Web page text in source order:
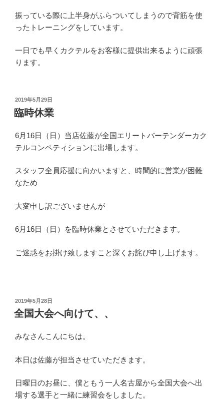
振っている際に上半身がふらついてしまうので背筋を使
ったトレーニングをしています。
一日でも早くカクテルをお客様に提供出来るように頑張
ります。
投
稿
日:
2019年5月29日
臨時休業
6月16日（日）当店佐藤が全国エリートバーテンダーカク
テルコンペティションに出場します。
スタッフ全員応援に向かいますと、時間的に営業が困難
なため
大変申し訳ございませんが
6月16日（日）を臨時休業とさせていただきます。
ご迷惑をお掛け致しますこと深くお詫び申し上げます。
投
稿
日:
2019年5月28日
全国大会へ向けて、、
みなさんこんにちは。
本日は佐藤が担当させていただきます。
日曜日のお昼に、僕ともう一人名古屋から全国大会へ出
場する選手と一緒に練習会をしました。